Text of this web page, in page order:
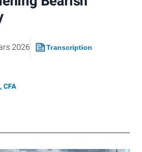
2026 Transcription
CFA